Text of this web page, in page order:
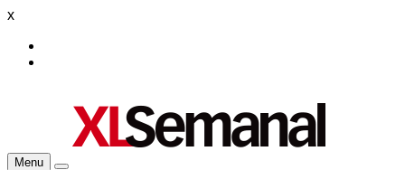
x
Menu